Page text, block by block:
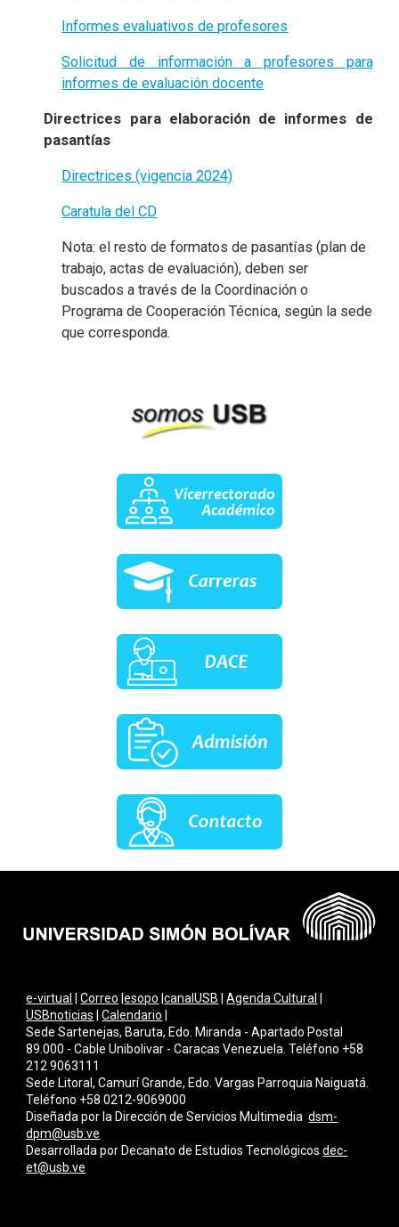
Informes evaluativos de profesores
Solicitud de información a profesores para
informes de evaluación docente
Directrices para elaboración de informes de
pasantías
Directrices (vigencia 2024)
Caratula del CD
Nota: el resto de formatos de pasantías (plan de
trabajo, actas de evaluación), deben ser
buscados a través de la Coordinación o
Programa de Cooperación Técnica, según la sede
que corresponda.
e-virtual |Correo |esopo |canalUSB |Agenda Cultural
USBnoticias |Calendario
Sede Sartenejas, Baruta, Edo. Miranda - Apartado Postal
89.000 - Cable Unibolivar - Caracas Venezuela. Teléfono +58
212 9063111
Sede Litoral, Camurí Grande, Edo. Vargas Parroquia Naiguatá.
Teléfono +58 0212-9069000
Diseñada por la Dirección de Servicios Multimediadsm-
dpm@usb.ve
Desarrollada por Decanato de Estudios Tecnológicosdec-
et@usb.ve